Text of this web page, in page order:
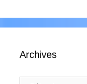
Archives